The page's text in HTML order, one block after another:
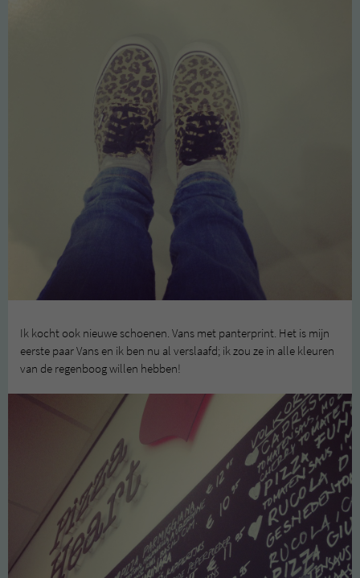
Ik kocht ook nieuwe schoenen. Vans met panterprint. Het is mijn
eerste paar Vans en ik ben nu al verslaafd; ik zou ze in alle kleuren
van de regenboog willen hebben!